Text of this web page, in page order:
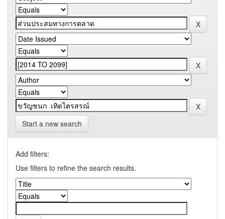
Start a new search
Add filters:
Use filters to refine the search results.